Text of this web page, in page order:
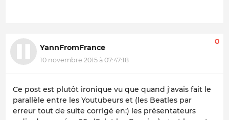
YannFromFrance
10 novembre 2015 à 07:47:18
0
Ce post est plutôt ironique vu que quand j'avais fait le
parallèle entre les Youtubeurs et (les Beatles par
erreur tout de suite corrigé en:) les présentateurs